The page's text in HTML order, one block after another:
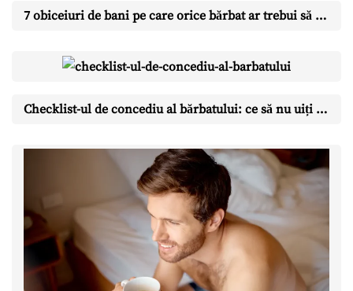
7 obiceiuri de bani pe care orice bărbat ar trebui să le aibă până la 40 de ani
Checklist-ul de concediu al bărbatului: ce să nu uiți pentru o vacanță fără stres